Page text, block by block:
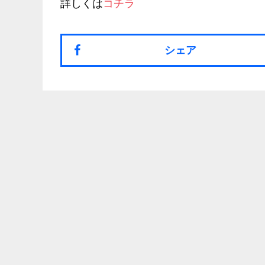
詳しくはコチラ
シェア